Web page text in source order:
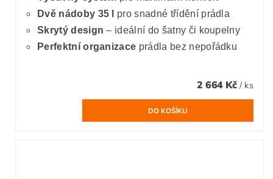
Dvě nádoby 35 l
pro snadné třídění prádla
Skrytý design – ideální do šatny či koupelny
Perfektní organizace prádla bez nepořádku
2 664 Kč / ks